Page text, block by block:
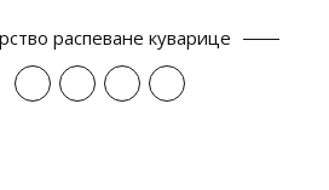
распеване куварице